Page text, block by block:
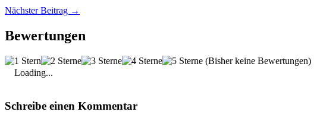
Nächster Beitrag →
Bewertungen
(Bisher keine Bewertungen)
Loading...
Schreibe einen Kommentar